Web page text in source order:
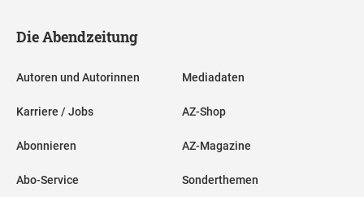
Die Abendzeitung
Autoren und Autorinnen
Karriere / Jobs
Abonnieren
Abo-Service
Mediadaten
AZ-Shop
AZ-Magazine
Sonderthemen